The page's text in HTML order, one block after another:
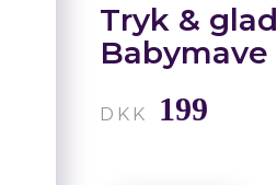
Tryk & glad
Babymave
DKK 199